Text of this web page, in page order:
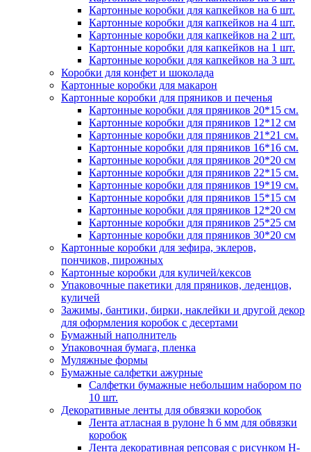
Картонные коробки для капкейков на 6 шт.
Картонные коробки для капкейков на 4 шт.
Картонные коробки для капкейков на 2 шт.
Картонные коробки для капкейков на 1 шт.
Картонные коробки для капкейков на 3 шт.
Коробки для конфет и шоколада
Картонные коробки для макарон
Картонные коробки для пряников и печенья
Картонные коробки для пряников 20*15 см.
Картонные коробки для пряников 12*12 см
Картонные коробки для пряников 21*21 см.
Картонные коробки для пряников 16*16 см.
Картонные коробки для пряников 20*20 см
Картонные коробки для пряников 22*15 см.
Картонные коробки для пряников 19*19 см.
Картонные коробки для пряников 15*15 см
Картонные коробки для пряников 12*20 см
Картонные коробки для пряников 25*25 см
Картонные коробки для пряников 30*20 см
Картонные коробки для зефира, эклеров,
пончиков, пирожных
Картонные коробки для куличей/кексов
Упаковочные пакетики для пряников, леденцов,
куличей
Зажимы, бантики, бирки, наклейки и другой декор
для оформления коробок с десертами
Бумажный наполнитель
Упаковочная бумага, пленка
Муляжные формы
Бумажные салфетки ажурные
Салфетки бумажные небольшим набором по
10 шт.
Декоративные ленты для обвязки коробок
Лента атласная в рулоне h 6 мм для обвязки
коробок
Лента декоративная репсовая с рисунком H-